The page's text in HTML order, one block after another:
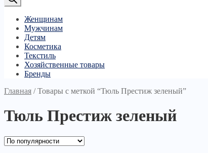
Женщинам
Мужчинам
Детям
Косметика
Текстиль
Хозяйственные товары
Бренды
Главная /Товары с меткой “Тюль Престиж зеленый”
Тюль Престиж зеленый